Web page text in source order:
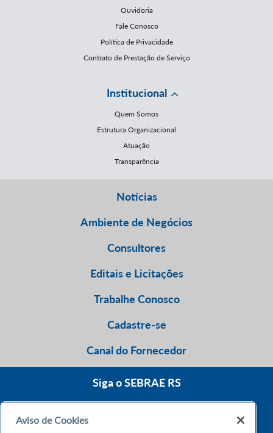
Ouvidoria
Fale Conosco
Política de Privacidade
Contrato de Prestação de Serviço
Institucional
Quem Somos
Estrutura Organizacional
Atuação
Transparência
Notícias
Ambiente de Negócios
Consultores
Editais e Licitações
Trabalhe Conosco
Cadastre-se
Canal do Fornecedor
Siga o SEBRAE RS
Aviso de Cookies